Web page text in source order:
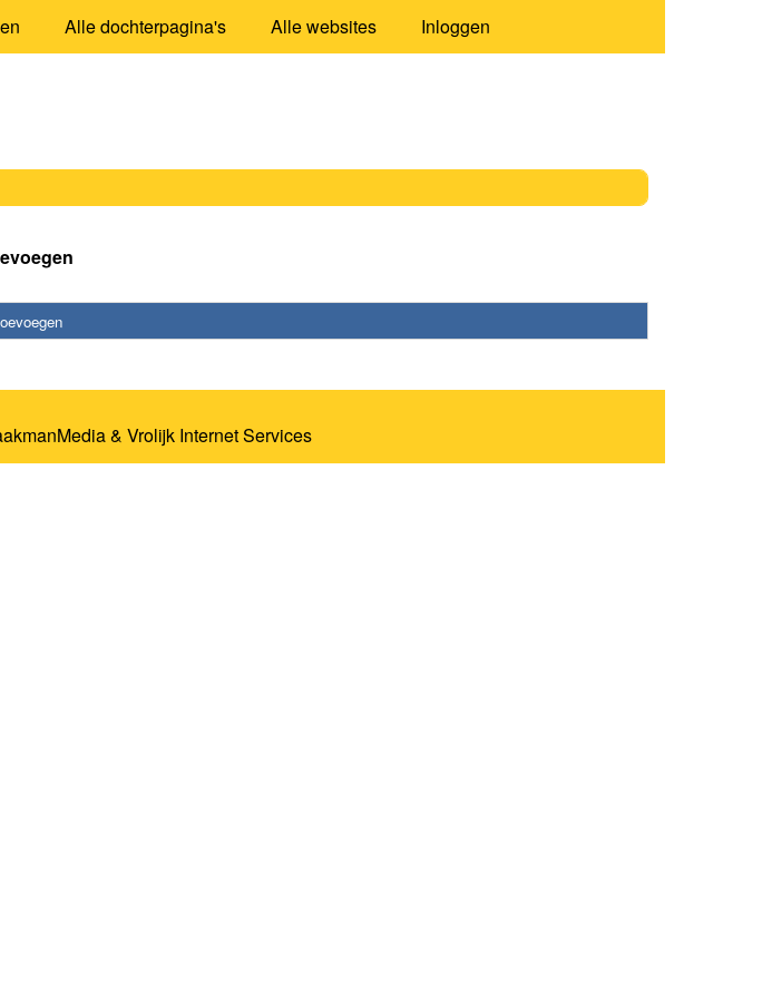
Alle dochterpagina's Alle websites Inloggen
& Vrolijk Internet Services